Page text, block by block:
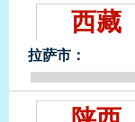
西藏
拉萨市：